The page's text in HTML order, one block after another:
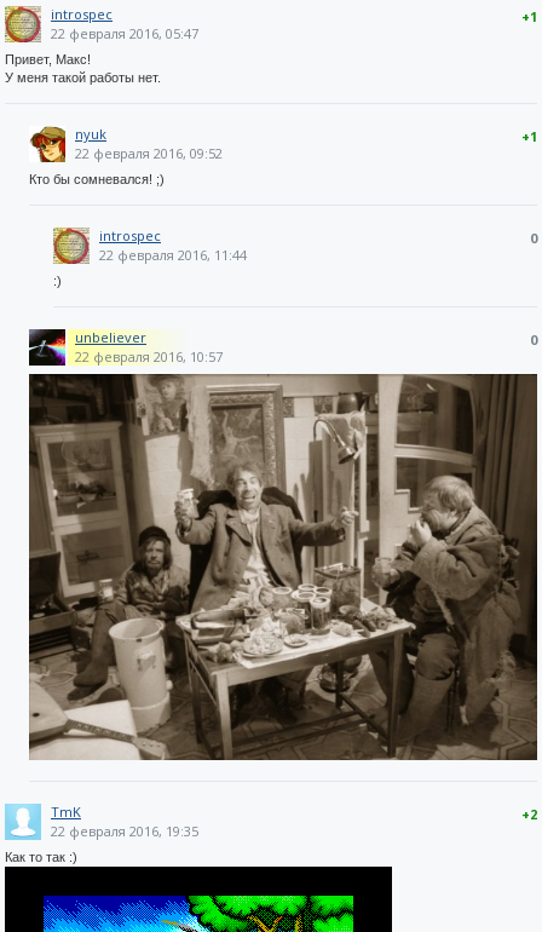
+1
introspec
22 февраля 2016, 05:47
Привет, Макс!
У меня такой работы нет.
+1
nyuk
22 февраля 2016, 09:52
Кто бы сомневался! ;)
0
introspec
22 февраля 2016, 11:44
:)
0
unbeliever
22 февраля 2016, 10:57
+2
TmK
22 февраля 2016, 19:35
Как то так :)